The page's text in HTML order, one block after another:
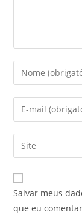
Salvar meus
que eu